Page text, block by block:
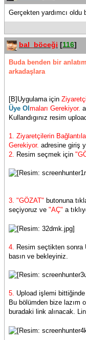
Gerçekten yardımcı
bal_böceği [116]
Buda benden bir
arkadaşlara
[B]Uygulama için
Üye Olmaları Gerekiyor.
Kullandıgınız resim
1. Ziyaretçilerin
Gerekiyor. adresine giriş
2. Resim seçmek için
3. "GÖZAT" butonuna
seçiyoruz ve "AÇ" a
4. Resim seçtikten sonra
basın ve bekleyiniz.
5. Upload işlemi
Bu bölümden bize lazım
buradaki link alınacak.